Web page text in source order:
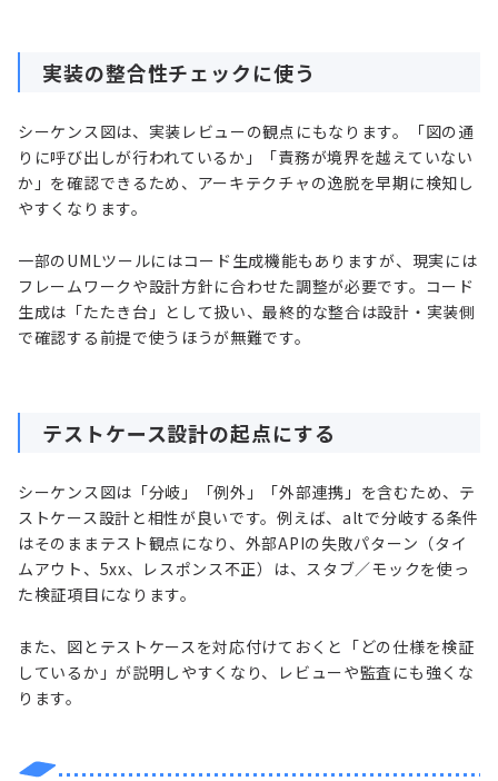
実装の整合性チェックに使う
シーケンス図は、実装レビューの観点にもなります。「図の通
りに呼び出しが行われているか」「責務が境界を越えていない
か」を確認できるため、アーキテクチャの逸脱を早期に検知し
やすくなります。
一部のUMLツールにはコード生成機能もありますが、現実には
フレームワークや設計方針に合わせた調整が必要です。コード
生成は「たたき台」として扱い、最終的な整合は設計・実装側
で確認する前提で使うほうが無難です。
テストケース設計の起点にする
シーケンス図は「分岐」「例外」「外部連携」を含むため、テ
ストケース設計と相性が良いです。例えば、altで分岐する条件
はそのままテスト観点になり、外部APIの失敗パターン（タイ
ムアウト、5xx、レスポンス不正）は、スタブ／モックを使っ
た検証項目になります。
また、図とテストケースを対応付けておくと「どの仕様を検証
しているか」が説明しやすくなり、レビューや監査にも強くな
ります。